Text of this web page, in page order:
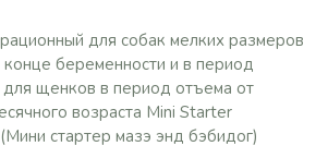
для собак мелких размеров
беременности и в период
для щенков в период отъема от
возраста Mini Starter
стартер мазэ энд бэбидог)